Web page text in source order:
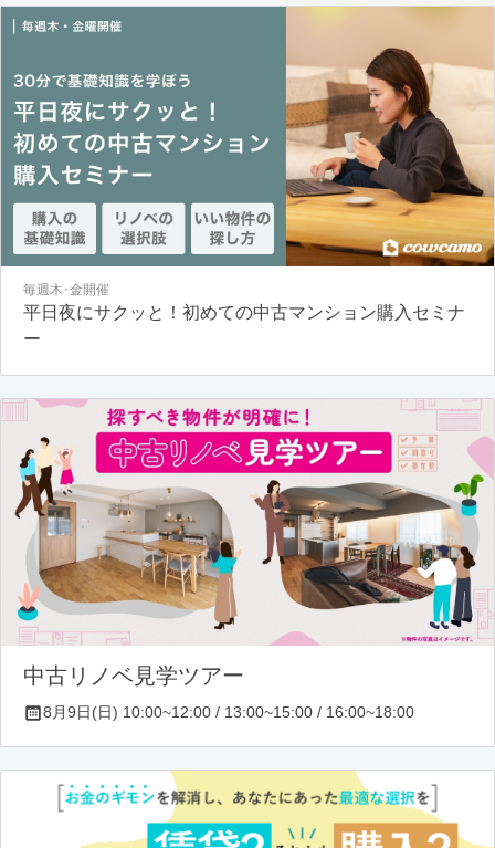
毎週木･金開催
平日夜にサクッと！初めての中古マンション購入セミナ
ー
中古リノベ見学ツアー
8月9日(日) 10:00~12:00 / 13:00~15:00 / 16:00~18:00